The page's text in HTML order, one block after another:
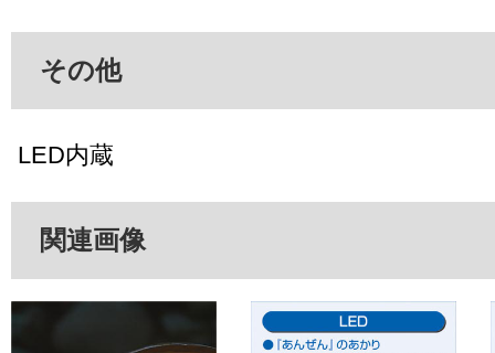
その他
LED内蔵
関連画像